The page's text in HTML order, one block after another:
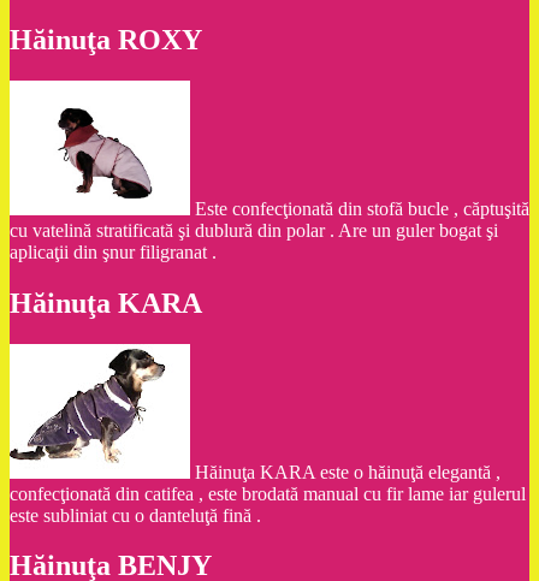
Hăinuţa ROXY
Este confecţionată din stofă bucle , căptuşită
cu vatelină stratificată şi dublură din polar . Are un guler bogat şi
aplicaţii din şnur filigranat .
Hăinuţa KARA
Hăinuţa KARA este o hăinuţă elegantă ,
confecţionată din catifea , este brodată manual cu fir lame iar gulerul
este subliniat cu o danteluţă fină .
Hăinuţa BENJY